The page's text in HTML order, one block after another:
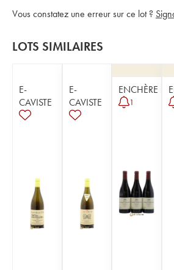
Vous constatez une erreur sur ce lot ?
LOTS SIMILAIRES
E-
CAVISTE
E-
CAVISTE
ENCHÈRE
1